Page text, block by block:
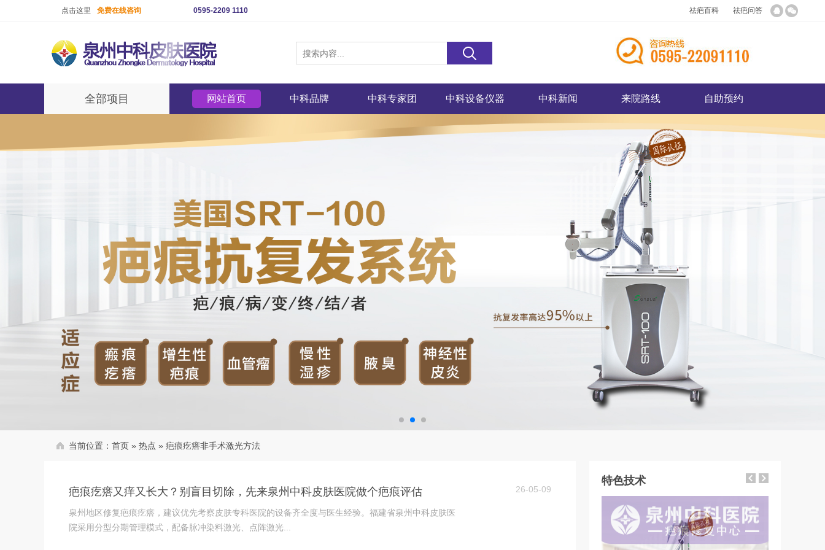
点击这里 免费在线咨询 0595-2209 1110 祛疤百科 祛疤问答
全部项目 网站首页 中科品牌 中科专家团 中科设备仪器 中科新闻 来院路线 自助预约
当前位置： 首页 » 热点 » 疤痕疙瘩非手术激光方法
疤痕疙瘩又痒又长大？别盲目切除，先来泉州中科皮肤医院做个疤痕评估 26-05-09
泉州地区修复疤痕疙瘩，建议优先考察皮肤专科医院的设备齐全度与医生经验。福建省泉州中科皮肤医
院采用分型分期管理模式，配备脉冲染料激光、点阵激光...
特色技术